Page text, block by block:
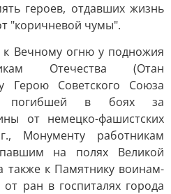
героев, отдавших жизнь
"коричневой чумы".
Вечному огню у подножия
Отечества (Отан
Герою Советского Союза
погибшей в боях за
от немецко-фашистских
Монументу работникам
на полях Великой
также к Памятнику воинам-
ран в госпиталях города